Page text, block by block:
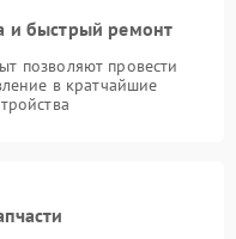
и быстрый ремонт
позволяют провести
в кратчайшие